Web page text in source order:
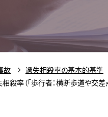
故
過失相殺率の基本的基準
殺率（「歩行者：横断歩道や交